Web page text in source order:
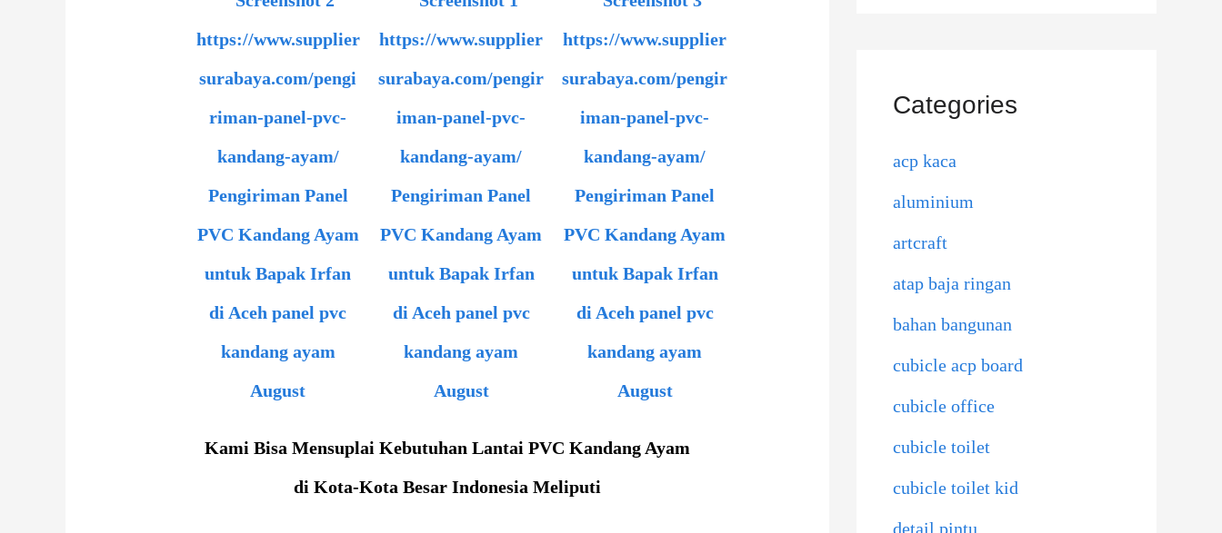
Kami Bisa Mensuplai Kebutuhan Lantai PVC Kandang Ayam
di Kota-Kota Besar Indonesia Meliputi
Categories
acp kaca
aluminium
artcraft
atap baja ringan
bahan bangunan
cubicle acp board
cubicle office
cubicle toilet
cubicle toilet kid
detail pintu